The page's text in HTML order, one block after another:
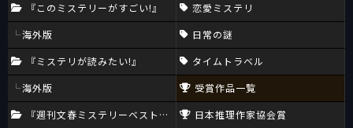
『このミステリーがすごい!』
海外版
『ミステリが読みたい!』
海外版
『週刊文春ミステリーベスト10』
恋愛ミステリ
日常の謎
タイムトラベル
受賞作品一覧
日本推理作家協会賞